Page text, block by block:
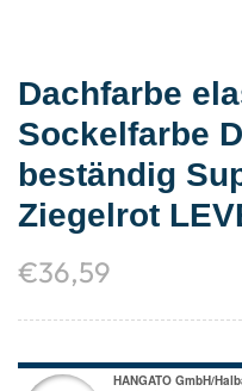
Dachfarbe
Sockelfarbe
beständig
Ziegelrot
€36,59